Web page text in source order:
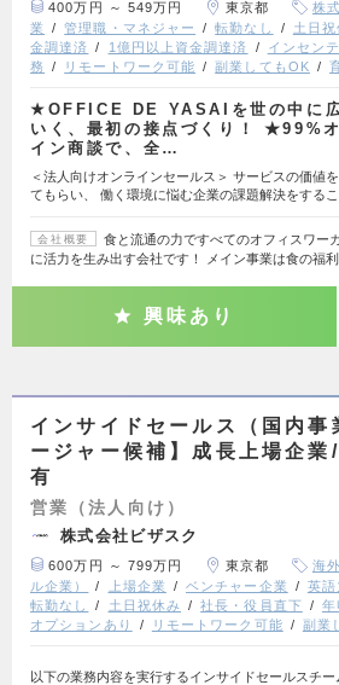
400万円 ～ 549万円 東京都 株
業
管理職・マネジャー 転勤なし 土日祝
金調達済
1億円以上資金調達済 インセン
務
リモートワーク可能 副業してもOK
★OFFICE DE YASAIを世の中に
いく、最初の接点づくり！ ★99%
イン商談で、全…
＜法人向けオンラインセールス＞ サービスの価値
てもらい、 働く環境に悩む企業の課題解決をする
会社概要
食と流通の力ですべてのオフィスワー
に活力を生み出す会社です！ メイン事業は食の福
興味あり
インサイドセールス（国内事
ージャー候補】成長上場企
有
営業（法人向け）
株式会社ビザスク
600万円 ～ 799万円 東京都
海
ル企業）
上場企業 ベンチャー企業 英語
転勤なし
土日祝休み 社長・役員直下 年
オプションあり
リモートワーク可能 副業
以下の業務内容を実行するインサイドセールスチー